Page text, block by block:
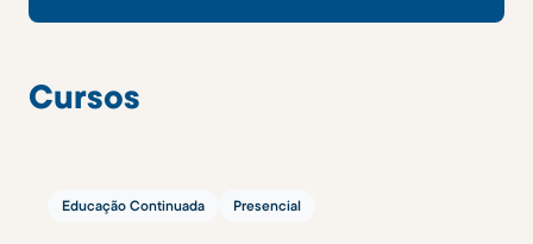
Cursos
Educação Continuada Presencial